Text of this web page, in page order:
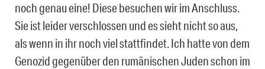
noch genau eine! Diese besuchen wir im Anschluss.
Sie ist leider verschlossen und es sieht nicht so aus,
als wenn in ihr noch viel stattfindet. Ich hatte von dem
Genozid gegenüber den rumänischen Juden schon im